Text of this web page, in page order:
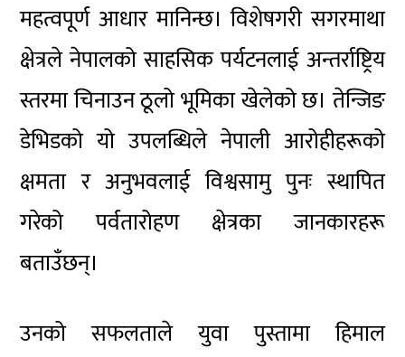
महत्वपूर्ण आधार मानिन्छ। विशेषगरी सगरमाथा
क्षेत्रले नेपालको साहसिक पर्यटनलाई अन्तर्राष्ट्रिय
स्तरमा चिनाउन ठूलो भूमिका खेलेको छ। तेन्जिङ
डेभिडको यो उपलब्धिले नेपाली आरोहीहरूको
क्षमता र अनुभवलाई विश्वसामु पुनः स्थापित
गरेको पर्वतारोहण क्षेत्रका जानकारहरू
बताउँछन्।
उनको सफलताले युवा पुस्तामा हिमाल